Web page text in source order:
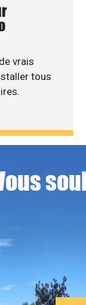
vrais
tous